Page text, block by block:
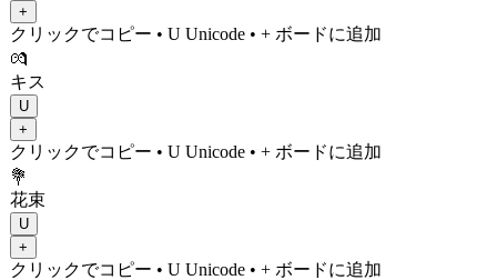
+
クリックでコピー • U Unicode • + ボードに追加
💏
キス
U
+
クリックでコピー • U Unicode • + ボードに追加
💐
花束
U
+
クリックでコピー • U Unicode • + ボードに追加